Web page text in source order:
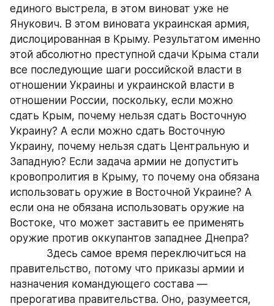
единого выстрела, в этом виноват уже не
Янукович. В этом виновата украинская армия,
дислоцированная в Крыму. Результатом именно
этой абсолютно преступной сдачи Крыма стали
все последующие шаги российской власти в
отношении Украины и украинской власти в
отношении России, поскольку, если можно
сдать Крым, почему нельзя сдать Восточную
Украину? А если можно сдать Восточную
Украину, почему нельзя сдать Центральную и
Западную? Если задача армии не допустить
кровопролития в Крыму, то почему она обязана
использовать оружие в Восточной Украине? А
если она не обязана использовать оружие на
Востоке, что может заставить ее применять
оружие против оккупантов западнее Днепра?
Здесь самое время переключиться на
правительство, потому что приказы армии и
назначения командующего состава —
прерогатива правительства. Оно, разумеется,